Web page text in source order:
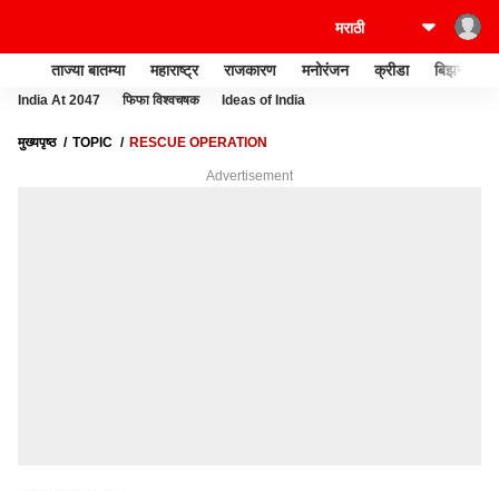
ताज्या बातम्या महाराष्ट्र राजकारण मनोरंजन क्रीडा बिझनेस
India At 2047 फिफा विश्वचषक Ideas of India
मुख्यपृष्ठ TOPIC RESCUE OPERATION
Advertisement